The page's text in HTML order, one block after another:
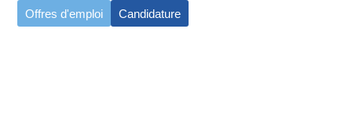
Offres d'emploi Candidature